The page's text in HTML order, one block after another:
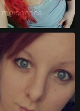
moioonnea